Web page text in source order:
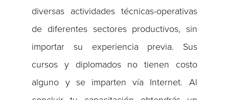
diversas actividades técnicas-operativas
de diferentes sectores productivos, sin
importar su experiencia previa. Sus
cursos y diplomados no tienen costo
alguno y se imparten vía Internet. Al